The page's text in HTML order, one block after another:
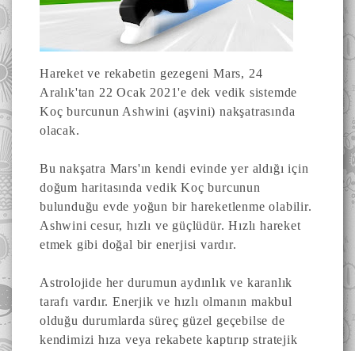
Hareket ve rekabetin gezegeni Mars, 24
Aralık'tan 22 Ocak 2021'e dek vedik sistemde
Koç burcunun Ashwini (aşvini) nakşatrasında
olacak.
Bu nakşatra Mars'ın kendi evinde yer aldığı için
doğum haritasında vedik Koç burcunun
bulunduğu evde yoğun bir hareketlenme olabilir.
Ashwini cesur, hızlı ve güçlüdür. Hızlı hareket
etmek gibi doğal bir enerjisi vardır.
Astrolojide her durumun aydınlık ve karanlık
tarafı vardır. Enerjik ve hızlı olmanın makbul
olduğu durumlarda süreç güzel geçebilse de
kendimizi hıza veya rekabete kaptırıp stratejik